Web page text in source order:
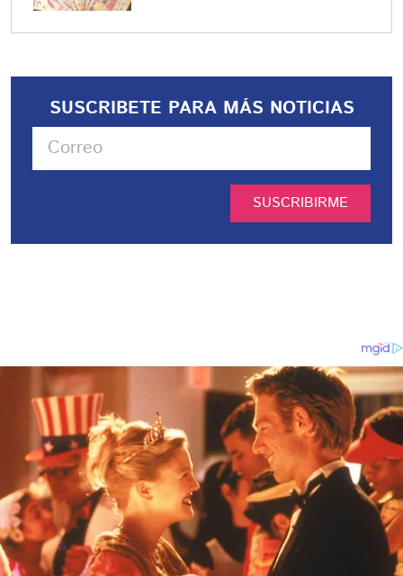
SUSCRIBETE PARA MÁS NOTICIAS
SUSCRIBIRME